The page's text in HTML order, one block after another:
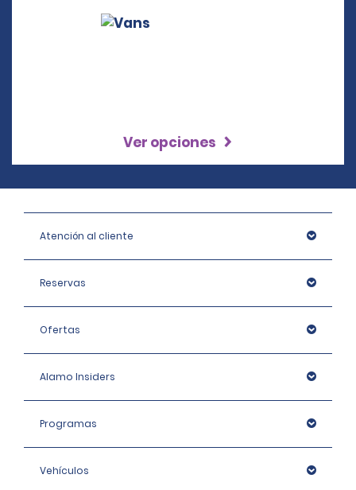
Ver opciones
Atención al cliente
Reservas
Ofertas
Alamo Insiders
Programas
Vehículos